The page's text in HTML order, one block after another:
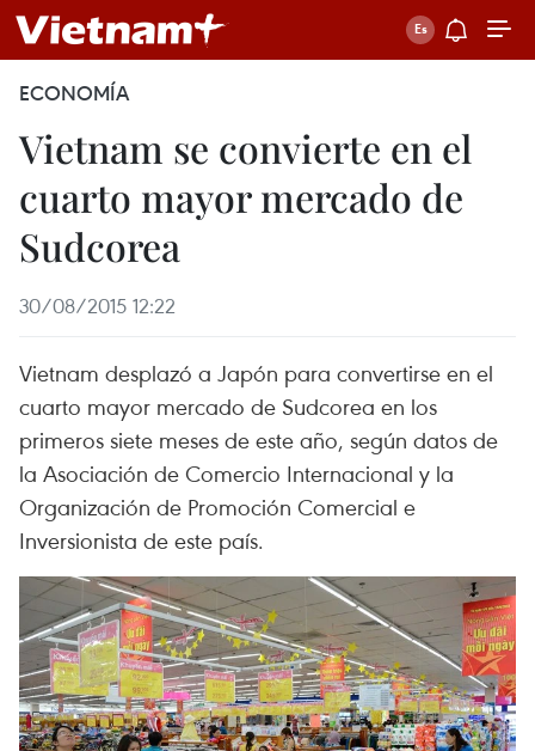
ECONOMÍA
Vietnam se convierte en el
cuarto mayor mercado de
Sudcorea
30/08/2015 12:22
Vietnam desplazó a Japón para convertirse en el
cuarto mayor mercado de Sudcorea en los
primeros siete meses de este año, según datos de
la Asociación de Comercio Internacional y la
Organización de Promoción Comercial e
Inversionista de este país.